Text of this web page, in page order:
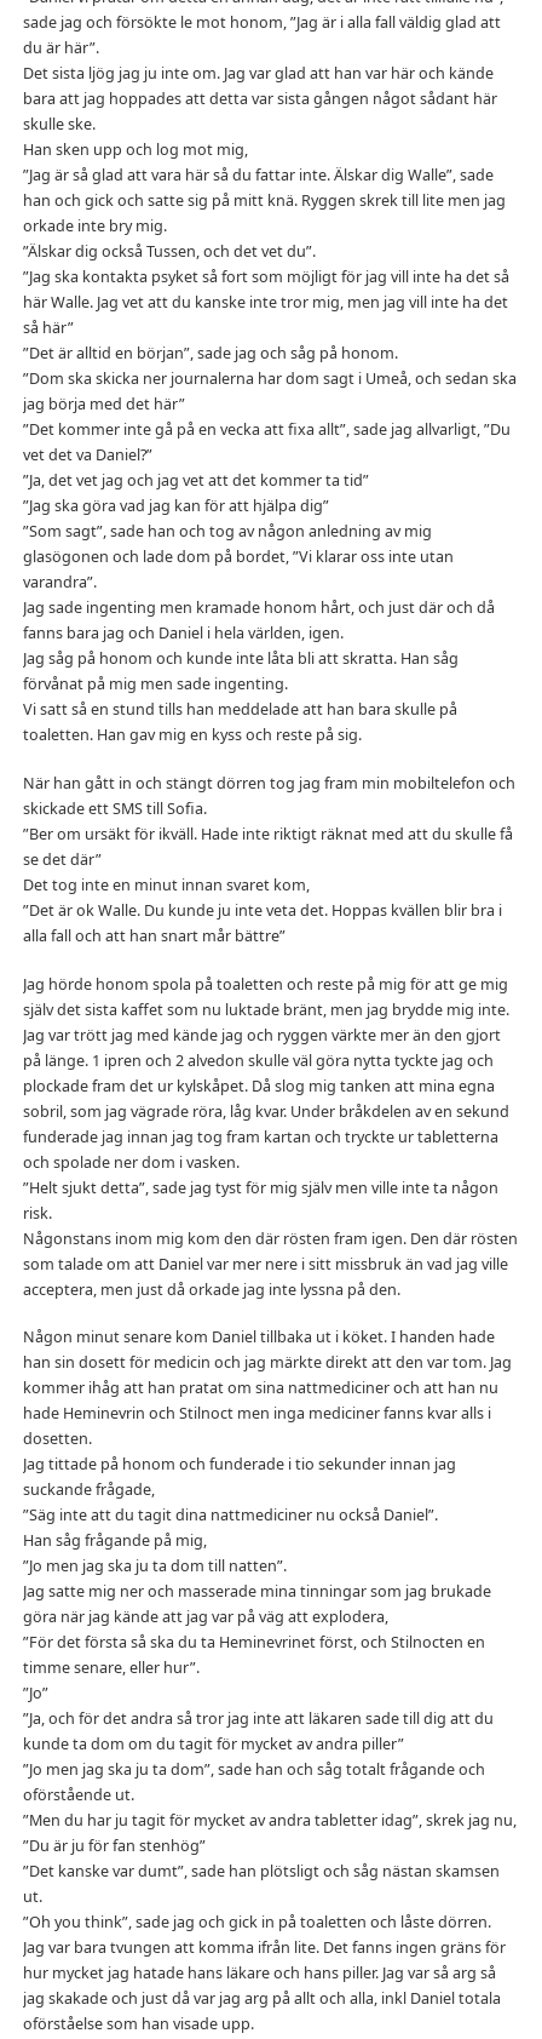
sade jag och försökte le mot honom, ”Jag är i alla fall väldig glad att
du är här”.
Det sista ljög jag ju inte om. Jag var glad att han var här och kände
bara att jag hoppades att detta var sista gången något sådant här
skulle ske.
Han sken upp och log mot mig,
”Jag är så glad att vara här så du fattar inte. Älskar dig Walle”, sade
han och gick och satte sig på mitt knä. Ryggen skrek till lite men jag
orkade inte bry mig.
”Älskar dig också Tussen, och det vet du”.
”Jag ska kontakta psyket så fort som möjligt för jag vill inte ha det så
här Walle. Jag vet att du kanske inte tror mig, men jag vill inte ha det
så här”
”Det är alltid en början”, sade jag och såg på honom.
”Dom ska skicka ner journalerna har dom sagt i Umeå, och sedan ska
jag börja med det här”
”Det kommer inte gå på en vecka att fixa allt”, sade jag allvarligt, ”Du
vet det va Daniel?”
”Ja, det vet jag och jag vet att det kommer ta tid”
”Jag ska göra vad jag kan för att hjälpa dig”
”Som sagt”, sade han och tog av någon anledning av mig
glasögonen och lade dom på bordet, ”Vi klarar oss inte utan
varandra”.
Jag sade ingenting men kramade honom hårt, och just där och då
fanns bara jag och Daniel i hela världen, igen.
Jag såg på honom och kunde inte låta bli att skratta. Han såg
förvånat på mig men sade ingenting.
Vi satt så en stund tills han meddelade att han bara skulle på
toaletten. Han gav mig en kyss och reste på sig.
När han gått in och stängt dörren tog jag fram min mobiltelefon och
skickade ett SMS till Sofia.
”Ber om ursäkt för ikväll. Hade inte riktigt räknat med att du skulle få
se det där”
Det tog inte en minut innan svaret kom,
”Det är ok Walle. Du kunde ju inte veta det. Hoppas kvällen blir bra i
alla fall och att han snart mår bättre”
Jag hörde honom spola på toaletten och reste på mig för att ge mig
själv det sista kaffet som nu luktade bränt, men jag brydde mig inte.
Jag var trött jag med kände jag och ryggen värkte mer än den gjort
på länge. 1 ipren och 2 alvedon skulle väl göra nytta tyckte jag och
plockade fram det ur kylskåpet. Då slog mig tanken att mina egna
sobril, som jag vägrade röra, låg kvar. Under bråkdelen av en sekund
funderade jag innan jag tog fram kartan och tryckte ur tabletterna
och spolade ner dom i vasken.
”Helt sjukt detta”, sade jag tyst för mig själv men ville inte ta någon
risk.
Någonstans inom mig kom den där rösten fram igen. Den där rösten
som talade om att Daniel var mer nere i sitt missbruk än vad jag ville
acceptera, men just då orkade jag inte lyssna på den.
Någon minut senare kom Daniel tillbaka ut i köket. I handen hade
han sin dosett för medicin och jag märkte direkt att den var tom. Jag
kommer ihåg att han pratat om sina nattmediciner och att han nu
hade Heminevrin och Stilnoct men inga mediciner fanns kvar alls i
dosetten.
Jag tittade på honom och funderade i tio sekunder innan jag
suckande frågade,
”Säg inte att du tagit dina nattmediciner nu också Daniel”.
Han såg frågande på mig,
”Jo men jag ska ju ta dom till natten”.
Jag satte mig ner och masserade mina tinningar som jag brukade
göra när jag kände att jag var på väg att explodera,
”För det första så ska du ta Heminevrinet först, och Stilnocten en
timme senare, eller hur”.
”Jo”
”Ja, och för det andra så tror jag inte att läkaren sade till dig att du
kunde ta dom om du tagit för mycket av andra piller”
”Jo men jag ska ju ta dom”, sade han och såg totalt frågande och
oförstående ut.
”Men du har ju tagit för mycket av andra tabletter idag”, skrek jag nu,
”Du är ju för fan stenhög”
”Det kanske var dumt”, sade han plötsligt och såg nästan skamsen
ut.
”Oh you think”, sade jag och gick in på toaletten och låste dörren.
Jag var bara tvungen att komma ifrån lite. Det fanns ingen gräns för
hur mycket jag hatade hans läkare och hans piller. Jag var så arg så
jag skakade och just då var jag arg på allt och alla, inkl Daniel totala
oförståelse som han visade upp.